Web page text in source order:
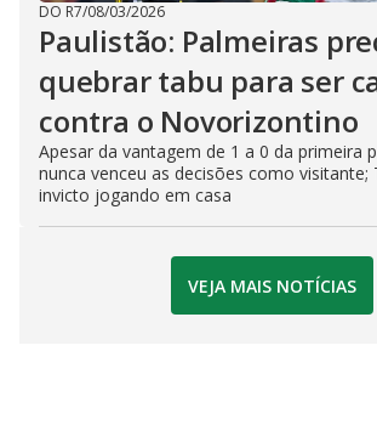
DO R7/08/03/2026
Paulistão: Palmeiras
quebrar tabu para ser
contra o Novorizontino
Apesar da vantagem de 1 a 0 da primeira
nunca venceu as decisões como visitante;
invicto jogando em casa
VEJA MAIS NOTÍCIAS